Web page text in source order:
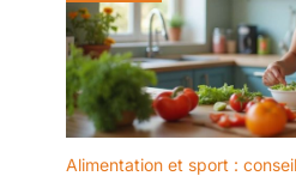
Alimentation et sport :